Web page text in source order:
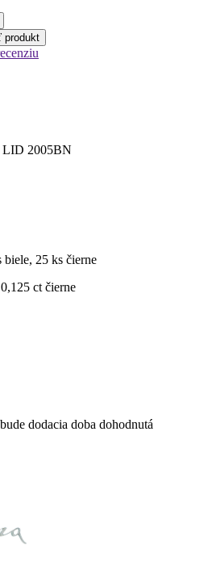
produkt
LID 2005BN
25 ks čierne
ct čierne
dodacia doba dohodnutá